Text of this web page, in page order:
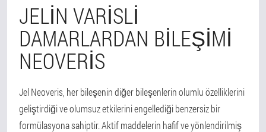
JELIN VARISLI
DAMARLARDAN BILEŞIMI
NEOVERIS
Jel Neoveris, her bileşenin diğer bileşenlerin olumlu özelliklerini
geliştirdiği ve olumsuz etkilerini engellediği benzersiz bir
formülasyona sahiptir. Aktif maddelerin hafif ve yönlendirilmiş